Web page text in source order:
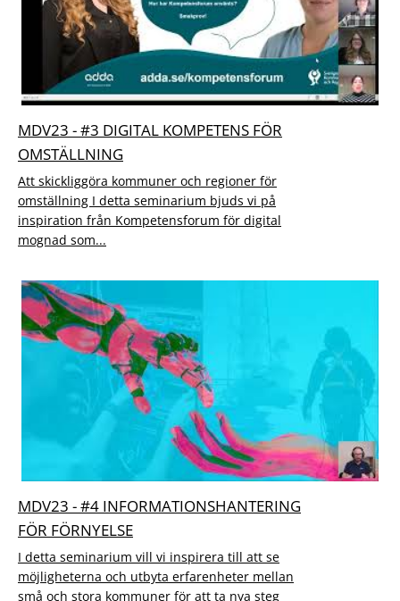
MDV23 - #3 DIGITAL KOMPETENS FÖR
OMSTÄLLNING
Att skickliggöra kommuner och regioner för
omställning I detta seminarium bjuds vi på
inspiration från Kompetensforum för digital
mognad som...
MDV23 - #4 INFORMATIONSHANTERING
FÖR FÖRNYELSE
I detta seminarium vill vi inspirera till att se
möjligheterna och utbyta erfarenheter mellan
små och stora kommuner för att ta nya steg